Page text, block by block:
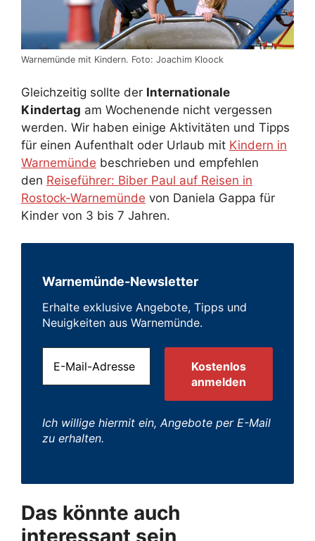
Warnemünde mit Kindern. Foto: Joachim Kloock
Gleichzeitig sollte der Internationale
Kindertag am Wochenende nicht vergessen
werden. Wir haben einige Aktivitäten und Tipps
für einen Aufenthalt oder Urlaub mit Kindern in
Warnemünde beschrieben und empfehlen
den Reiseführer: Biber Paul auf Reisen in
Rostock-Warnemünde von Daniela Gappa für
Kinder von 3 bis 7 Jahren.
Warnemünde-Newsletter
Erhalte exklusive Angebote, Tipps und
Neuigkeiten aus Warnemünde.
Ich willige hiermit ein, Angebote per E-Mail
zu erhalten.
Das könnte auch